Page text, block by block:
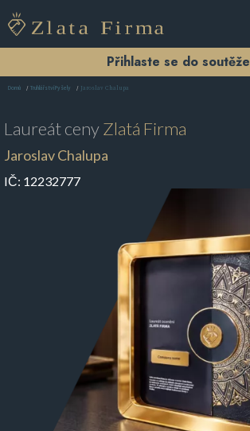
Přihlaste se do soutěže
Domů Truhlářství Pyšely Jaroslav Chalupa
Laureát cenyZlatá Firma
Jaroslav Chalupa
IČ: 12232777